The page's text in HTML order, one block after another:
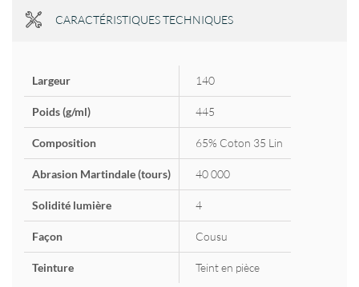
CARACTÉRISTIQUES TECHNIQUES
Largeur 140
Poids (g/ml) 445
Composition 65% Coton 35 Lin
Abrasion Martindale (tours) 40 000
Solidité lumière 4
Façon Cousu
Teinture Teint en pièce